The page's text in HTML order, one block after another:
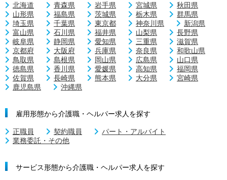
北海道 青森県 岩手県 宮城県
秋田県
山形県
福島県 茨城県 栃木県
群馬県
埼玉県
千葉県 東京都 神奈川県
新潟県
富山県
石川県 福井県 山梨県
長野県
岐阜県
静岡県 愛知県 三重県
滋賀県
京都府
大阪府 兵庫県 奈良県
和歌山県
鳥取県
島根県 岡山県 広島県
山口県
徳島県
香川県 愛媛県 高知県
福岡県
佐賀県
長崎県 熊本県 大分県
宮崎県
鹿児島県
沖縄県
雇用形態から介護職・ヘルパー求人を探す
正職員 契約職員
パート・アルバイト
業務委託・その他
サービス形態から介護職・ヘルパー求人を探す